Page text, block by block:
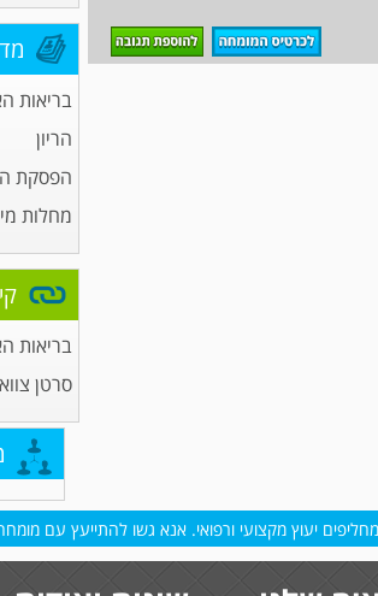
בריאות
הריון
הפסקת
מחלות
בריאות
סרטן
יעוץ מקצועי ורפואי. אנא גשו להתייעץ עם